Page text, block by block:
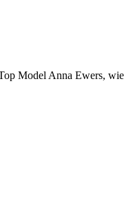
Model Anna Ewers,